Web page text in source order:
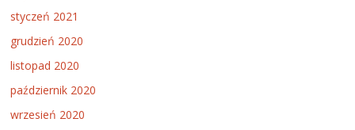
styczeń 2021
grudzień 2020
listopad 2020
październik 2020
wrzesień 2020